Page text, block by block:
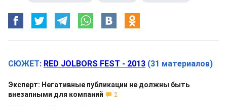
СЮЖЕТ: RED JOLBORS FEST - 2013 (31 материалов)
Эксперт: Негативные публикации не должны быть
внезапными для компаний
2